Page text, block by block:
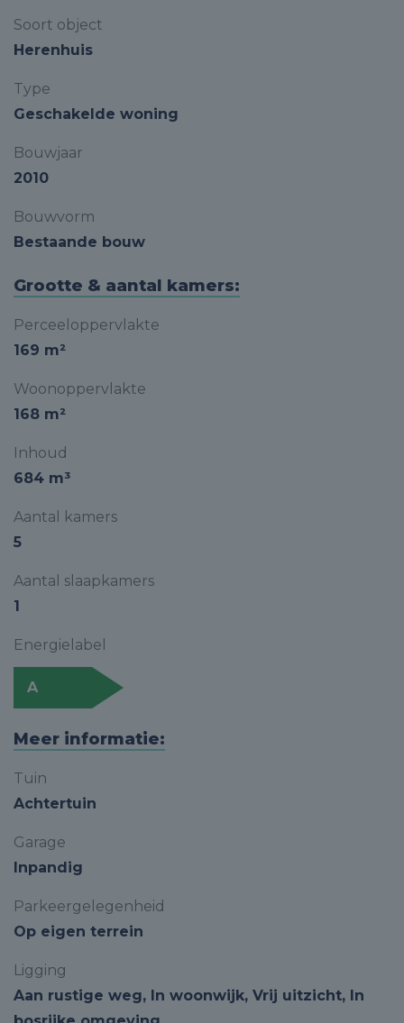
Soort object
Herenhuis
Type
Geschakelde woning
Bouwjaar
2010
Bouwvorm
Bestaande bouw
Grootte & aantal kamers:
Perceeloppervlakte
169 m²
Woonoppervlakte
168 m²
Inhoud
684 m³
Aantal kamers
5
Aantal slaapkamers
1
Energielabel
A
Meer informatie:
Tuin
Achtertuin
Garage
Inpandig
Parkeergelegenheid
Op eigen terrein
Ligging
Aan rustige weg, In woonwijk, Vrij uitzicht, In